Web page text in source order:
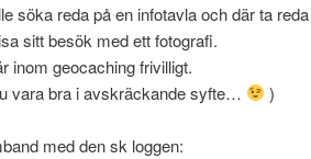
söka reda på en infotavla och där ta
sitt besök med ett fotografi.
inom geocaching frivilligt.
vara bra i avskräckande syfte…
)
med den sk loggen: